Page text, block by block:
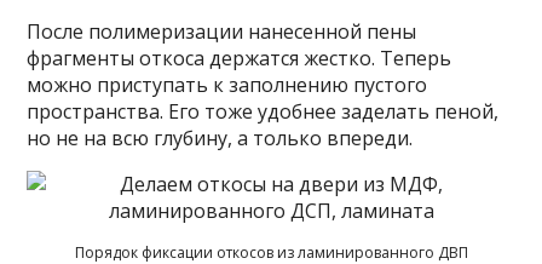
После полимеризации нанесенной пены
фрагменты откоса держатся жестко. Теперь
можно приступать к заполнению пустого
пространства. Его тоже удобнее заделать пеной,
но не на всю глубину, а только впереди.
Порядок фиксации откосов из ламинированного ДВП